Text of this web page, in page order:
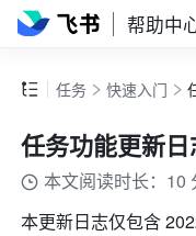
帮助中
任务 快速入门
任务功能更新日
本文阅读时长：10
本更新日志仅包含